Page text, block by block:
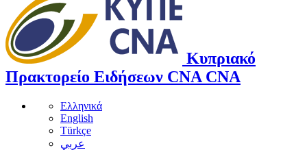
Κυπριακό
Πρακτορείο Ειδήσεων CNA CNA
Ελληνικά
English
Türkçe
عربي